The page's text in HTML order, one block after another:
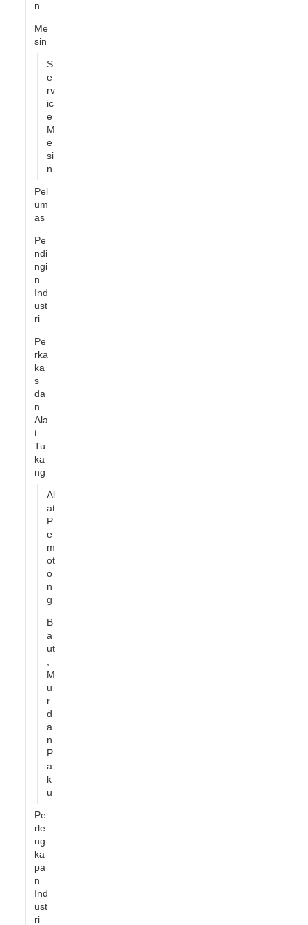
n
Me
sin
S
e
rv
ic
e
M
e
si
n
Pel
um
as
Pe
ndi
ngi
n
Ind
ust
ri
Pe
rka
ka
s
da
n
Ala
t
Tu
ka
ng
Al
at
P
e
m
ot
o
n
g
B
a
ut
M
u
r
d
a
n
P
a
k
u
Pe
rle
ng
ka
pa
n
Ind
ust
ri